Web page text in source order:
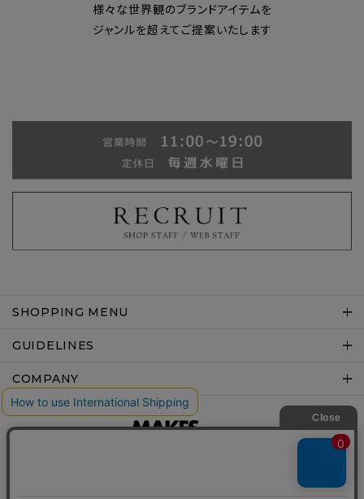
様々な世界観のブランドアイテムを
ジャンルを超えてご提案いたします
SHOPPING MENU
GUIDELINES
COMPANY